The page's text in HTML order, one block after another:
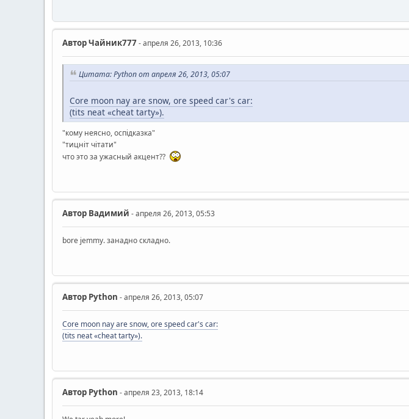
АвторЧайник777- апреля 26, 2013, 10:36
Цитата: Python от апреля 26, 2013, 05:07
Core moon nay are snow, ore speed car's car:
(tits neat «cheat tarty»).
"кому неясно, оспiдказка"
"тицнiт чiтати"
что это за ужасный акцент??
Автор Вадимий - апреля 26, 2013, 05:53
bore jemmy. занадно складно.
Автор Python - апреля 26, 2013, 05:07
Core moon nay are snow, ore speed car's car:
(tits neat «cheat tarty»).
Автор Python - апреля 23, 2013, 18:14